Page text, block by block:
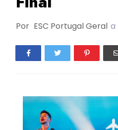
Por ESC Portugal Geral a